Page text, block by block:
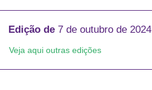
Edição de 7 de outubro de 2024
Veja aqui outras edições